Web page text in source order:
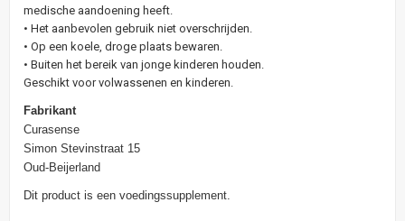
medische aandoening heeft.
• Het aanbevolen gebruik niet overschrijden.
• Op een koele, droge plaats bewaren.
• Buiten het bereik van jonge kinderen houden.
Geschikt voor volwassenen en kinderen.
Fabrikant
Curasense
Simon Stevinstraat 15
Oud-Beijerland
Dit product is een voedingssupplement.